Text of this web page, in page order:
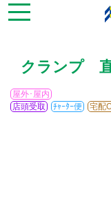
クランプ
屋外･屋内
店頭受取
ﾁｬｰﾀｰ便 宅配